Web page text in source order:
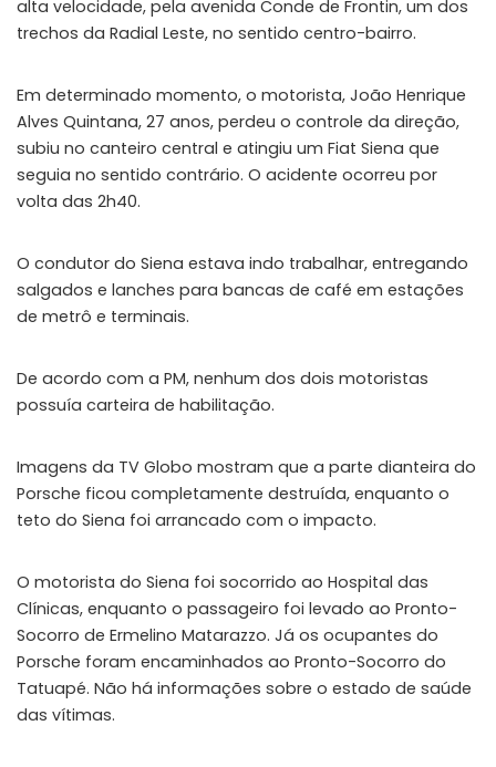
alta velocidade, pela avenida Conde de Frontin, um dos
trechos da Radial Leste, no sentido centro-bairro.
Em determinado momento, o motorista, João Henrique
Alves Quintana, 27 anos, perdeu o controle da direção,
subiu no canteiro central e atingiu um Fiat Siena que
seguia no sentido contrário. O acidente ocorreu por
volta das 2h40.
O condutor do Siena estava indo trabalhar, entregando
salgados e lanches para bancas de café em estações
de metrô e terminais.
De acordo com a PM, nenhum dos dois motoristas
possuía carteira de habilitação.
Imagens da TV Globo mostram que a parte dianteira do
Porsche ficou completamente destruída, enquanto o
teto do Siena foi arrancado com o impacto.
O motorista do Siena foi socorrido ao Hospital das
Clínicas, enquanto o passageiro foi levado ao Pronto-
Socorro de Ermelino Matarazzo. Já os ocupantes do
Porsche foram encaminhados ao Pronto-Socorro do
Tatuapé. Não há informações sobre o estado de saúde
das vítimas.